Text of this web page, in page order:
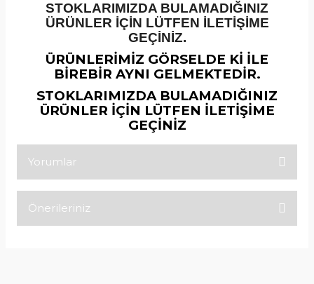
STOKLARIMIZDA BULAMADIĞINIZ
ÜRÜNLER İÇİN LÜTFEN İLETİŞİME
GEÇİNİZ.
ÜRÜNLERİMİZ GÖRSELDE Kİ İLE
BİREBİR AYNI GELMEKTEDİR.
STOKLARIMIZDA BULAMADIĞINIZ
ÜRÜNLER İÇİN LÜTFEN İLETİŞİME
GEÇİNİZ
Yorumlar
Önerileriniz